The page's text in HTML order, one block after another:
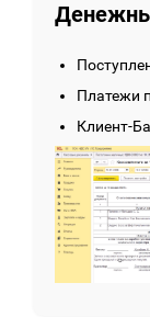
затрат,
Платежи
Клиент-